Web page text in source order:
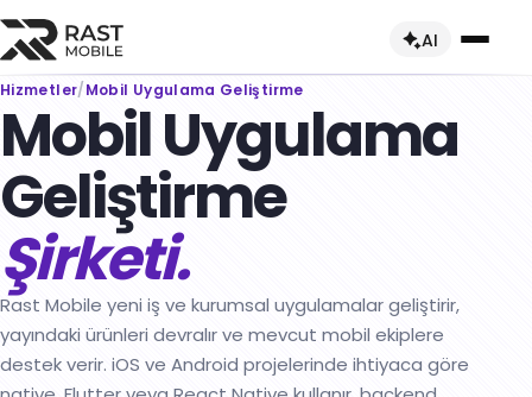
AI
Hakkımızda
Ekibimiz
Yetkinliklerimiz
Kariyer
Hizmetler
Tüm Hizmetler →
Mobil Uygulama Geliştirme
Web Uygulama Geliştirme
Sektörler
Tüm Sektörler →
Otomotiv ve Mobilite
Ürünler
Tüm Ürünler →
Hizmetler/Mobil Uygulama Geliştirme
Mobil Uygulama
Geliştirme
Şirketi.
Rast Mobile yeni iş ve kurumsal uygulamalar geliştirir,
yayındaki ürünleri devralır ve mevcut mobil ekiplere
destek verir. iOS ve Android projelerinde ihtiyaca göre